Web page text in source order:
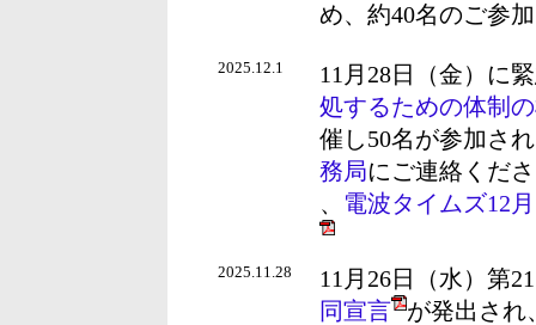
め、約40名のご参
2025.12.1
11月28日（金）に
処するための体制
催し50名が参加さ
務局にご連絡くだ
、 電波タイムズ12
2025.11.28
11月26日（水）第
同宣言
が発出され